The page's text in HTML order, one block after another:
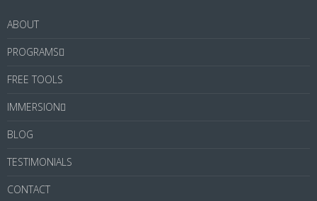
ABOUT
PROGRAMS
FREE TOOLS
IMMERSION
BLOG
TESTIMONIALS
CONTACT